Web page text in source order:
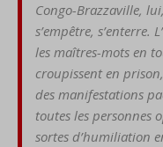
Congo-Brazzaville,
s’empêtre, s’enterre.
les maîtres-mots en
croupissent en pri
des manifestations
toutes les personnes
sortes d’humiliation